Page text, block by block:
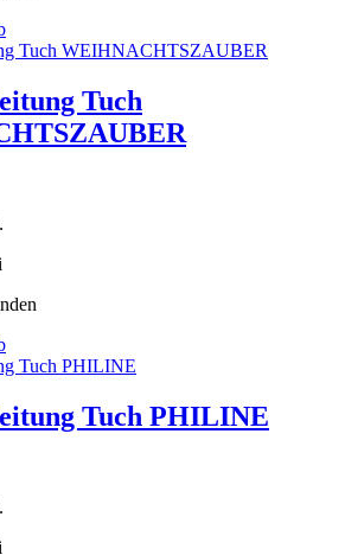
Tuch
Tuch PHILINE